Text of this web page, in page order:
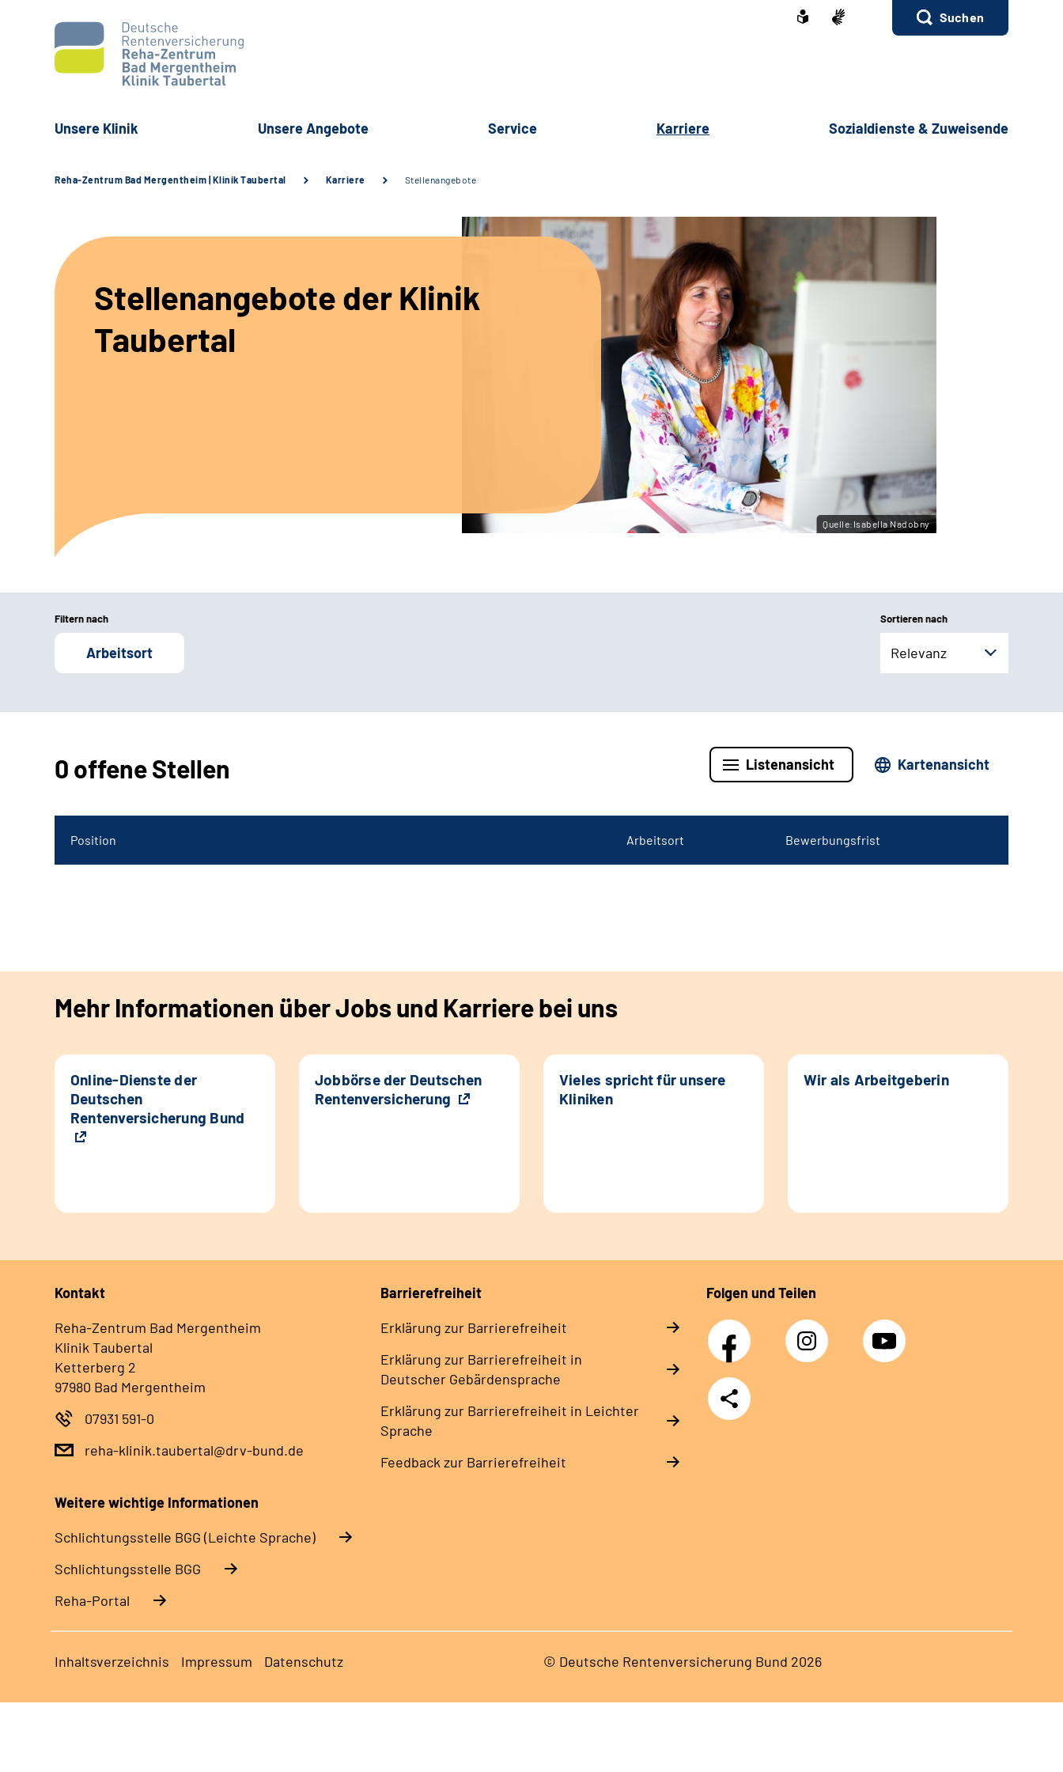
Suchen
Unsere Klinik Unsere Angebote Service Karriere Sozialdienste & Zuweisende
Reha-Zentrum Bad Mergentheim | Klinik Taubertal Karriere Stellenangebote
Stellenangebote der Klinik
Taubertal
Quelle:Isabella Nadobny
Filtern nach
Arbeitsort
Sortieren nach
Relevanz
0 offene Stellen Listenansicht Kartenansicht
Position Arbeitsort Bewerbungsfrist
Mehr Informationen über Jobs und Karriere bei uns
Online-Dienste der
Deutschen
Rentenversicherung Bund
Jobbörse der Deutschen
Rentenversicherung
Vieles spricht für unsere
Kliniken
Wir als Arbeitgeberin
Kontakt
Reha-Zentrum Bad Mergentheim
Klinik Taubertal
Ketterberg 2
97980 Bad Mergentheim
07931 591-0
reha-klinik.taubertal@drv-bund.de
Barrierefreiheit
Erklärung zur Barrierefreiheit
Erklärung zur Barrierefreiheit in
Deutscher Gebärdensprache
Erklärung zur Barrierefreiheit in Leichter
Sprache
Feedback zur Barrierefreiheit
Folgen und Teilen
Facebook Instagram YouTube
Teilen
Weitere wichtige Informationen
Schlich­tungs­stel­le BGG (Leichte Sprache)
Schlich­tungs­stel­le BGG
Reha-Portal
Inhaltsverzeichnis Impressum Datenschutz © Deutsche Rentenversicherung Bund 2026